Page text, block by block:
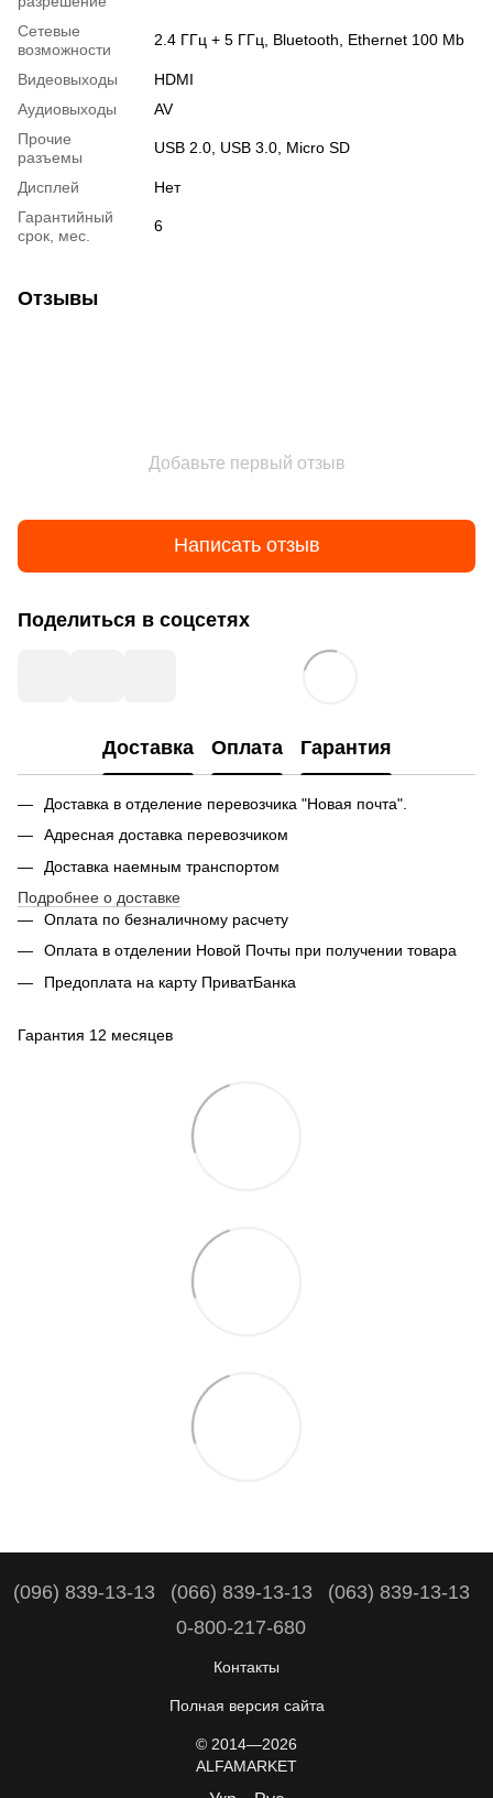
Сетевые
возможности
2.4 ГГц + 5 ГГц, Bluetooth, Ethernet 100 Mb
Видеовыходы
HDMI
Аудиовыходы
AV
Прочие
разъемы
USB 2.0, USB 3.0, Micro SD
Дисплей
Нет
Гарантийный
срок, мес.
6
Отзывы
Добавьте первый отзыв
Написать отзыв
Поделиться в соцсетях
Доставка Оплата Гарантия
Доставка в отделение перевозчика "Новая почта".
Адресная доставка перевозчиком
Доставка наемным транспортом
Подробнее о доставке
Оплата по безналичному расчету
Оплата в отделении Новой Почты при получении товара
Предоплата на карту ПриватБанка
Гарантия 12 месяцев
(096) 839-13-13 (066) 839-13-13
(063) 839-13-13
0-800-217-680
Контакты
Полная версия сайта
© 2014—2026
ALFAMARKET